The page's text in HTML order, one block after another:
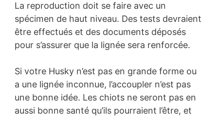
La reproduction doit se faire avec un
spécimen de haut niveau. Des tests devraient
être effectués et des documents déposés
pour s’assurer que la lignée sera renforcée.
Si votre Husky n’est pas en grande forme ou
a une lignée inconnue, l’accoupler n’est pas
une bonne idée. Les chiots ne seront pas en
aussi bonne santé qu’ils pourraient l’être, et